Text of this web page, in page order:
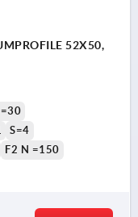
52X50,
S=4
F2 N =150